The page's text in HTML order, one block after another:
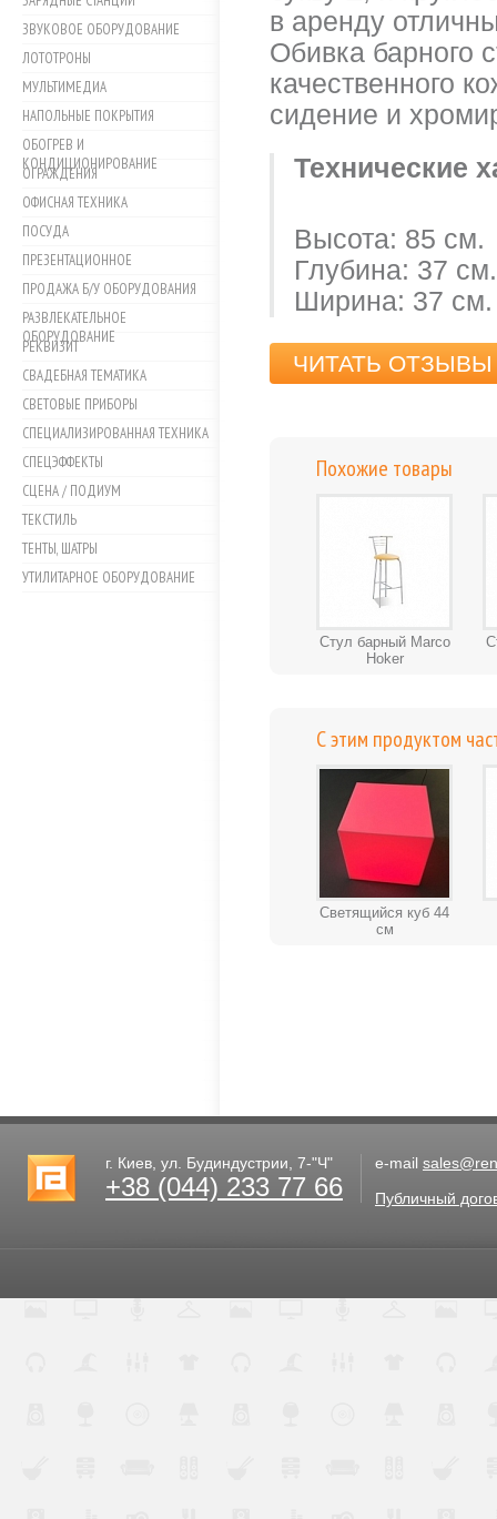
ЗВУКОВОЕ ОБОРУДОВАНИЕ
ЛОТОТРОНЫ
МУЛЬТИМЕДИА
НАПОЛЬНЫЕ ПОКРЫТИЯ
ОБОГРЕВ И
КОНДИЦИОНИРОВАНИЕ
ОГРАЖДЕНИЯ
ОФИСНАЯ ТЕХНИКА
ПОСУДА
ПРЕЗЕНТАЦИОННОЕ
ПРОДАЖА Б/У ОБОРУДОВАНИЯ
РАЗВЛЕКАТЕЛЬНОЕ
ОБОРУДОВАНИЕ
РЕКВИЗИТ
СВАДЕБНАЯ ТЕМАТИКА
СВЕТОВЫЕ ПРИБОРЫ
СПЕЦИАЛИЗИРОВАННАЯ ТЕХНИКА
СПЕЦЭФФЕКТЫ
СЦЕНА / ПОДИУМ
ТЕКСТИЛЬ
ТЕНТЫ, ШАТРЫ
УТИЛИТАРНОЕ ОБОРУДОВАНИЕ
в аренду
Обивка барного
качественного
сидение и
Технические
Высота: 85 см.
Глубина: 37 см.
Ширина: 37 см.
ЧИТАТЬ ОТЗЫВЫ
Похожие товары
Стул барный Marco
Hoker
С этим продуктом
Светящийся куб 44
см
г. Киев, ул. Будиндустрии, 7-"Ч"
+38 (044) 233 77 66
e-mail
Публичный